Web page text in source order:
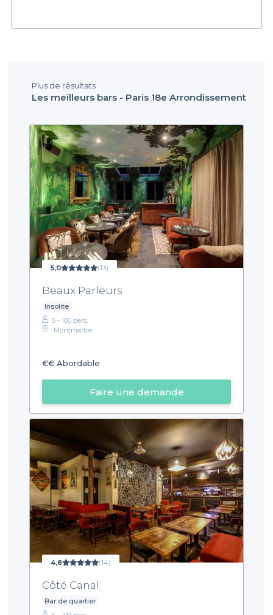
Plus de résultats
Les meilleurs bars - Paris 18e Arrondissement
5,0 (13)
Beaux Parleurs
Insolite
5 - 100 pers.
Montmartre
€€ Abordable
Faire une demande
4,8 (14)
Côté Canal
Bar de quartier